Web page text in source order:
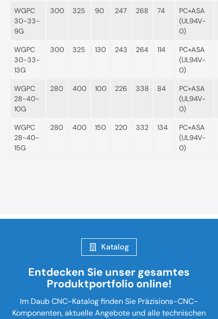
WGPC
30-33-
9G
300 325 90 247 268 74
PC+ASA
(UL94V-
0)
WGPC
30-33-
13G
300 325 130 243 264 114
PC+ASA
(UL94V-
0)
WGPC
28-40-
10G
280 400 100 226 338 84
PC+ASA
(UL94V-
0)
WGPC
28-40-
15G
280 400 150 220 332 134
PC+ASA
(UL94V-
0)
Katalog
Entdecken Sie unser gesamtes
Produktportfolio online!
Im Daub CNC-Katalog finden Sie Präzisions-CNC-
Komponenten, aktuelle Angebote und alle technischen